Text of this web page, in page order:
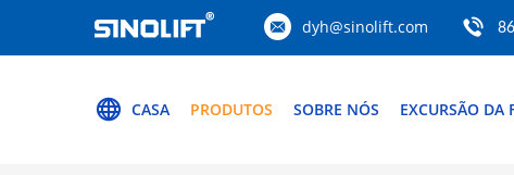
dyh@sinolift.com
CASA PRODUTOS SOBRE NÓS EXCURSÃO DA